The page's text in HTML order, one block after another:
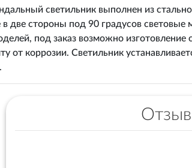
светильник выполнен из
две стороны под 90 градусов
под заказ возможно
от коррозии. Cветильник